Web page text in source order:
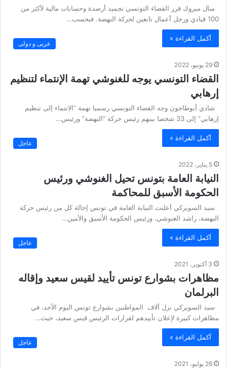
منال مبروك قرر القضاء التونسي تجميد أرصدة وحسابات مالية لأكثر من
100 قيادي ورجل أعمال تابعين لحركة النهضة. فبحسب…
أكمل القراءة »
عربى و دولى
29 يونيو، 2022
القضاء التونسي يوجه للغنوشي تهمة الإنتماء لتنظيم
إرهابي
شادي أبوطاحون وجه القضاء التونسي رسميا تهمة “الانتماء إلى تنظيم
إرهابي” إلى 33 شخصا بينهم رئيس حركة “النهضة” ورئيس…
أكمل القراءة »
عاجل
5 يناير، 2022
النيابة العامة بتونس تحيل الغنوشي ورئيس
الحكومة الأسبق للمحاكمة
سيد السويركي أعلنت النيابة العامة في تونس إحالة كل من رئيس حركة
النهضة، راشد الغنوشي، ورئيس الحكومة الأسبق والأمين…
أكمل القراءة »
عاجل
3 أكتوبر، 2021
مظاهرات بشوارع تونس تأييد لقيس سعيد وإقاله
البرلمان
سيد السويركي نزل ألاف المواطنين بشوارع تونس اليوم الأحد، في
مظاهرات كبيرة لإعلان تأييدهم لقرارات الرئيس قيس سعيد، حيث…
أكمل القراءة »
عاجل
26 يوليو، 2021